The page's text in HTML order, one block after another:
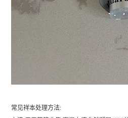
常见祥本处理方法: